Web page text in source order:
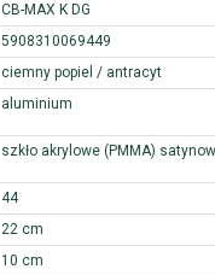
CB-MAX K DG
5908310069449
ciemny popiel / antracyt
aluminium
szkło akrylowe (PMMA)
44
22 cm
10 cm